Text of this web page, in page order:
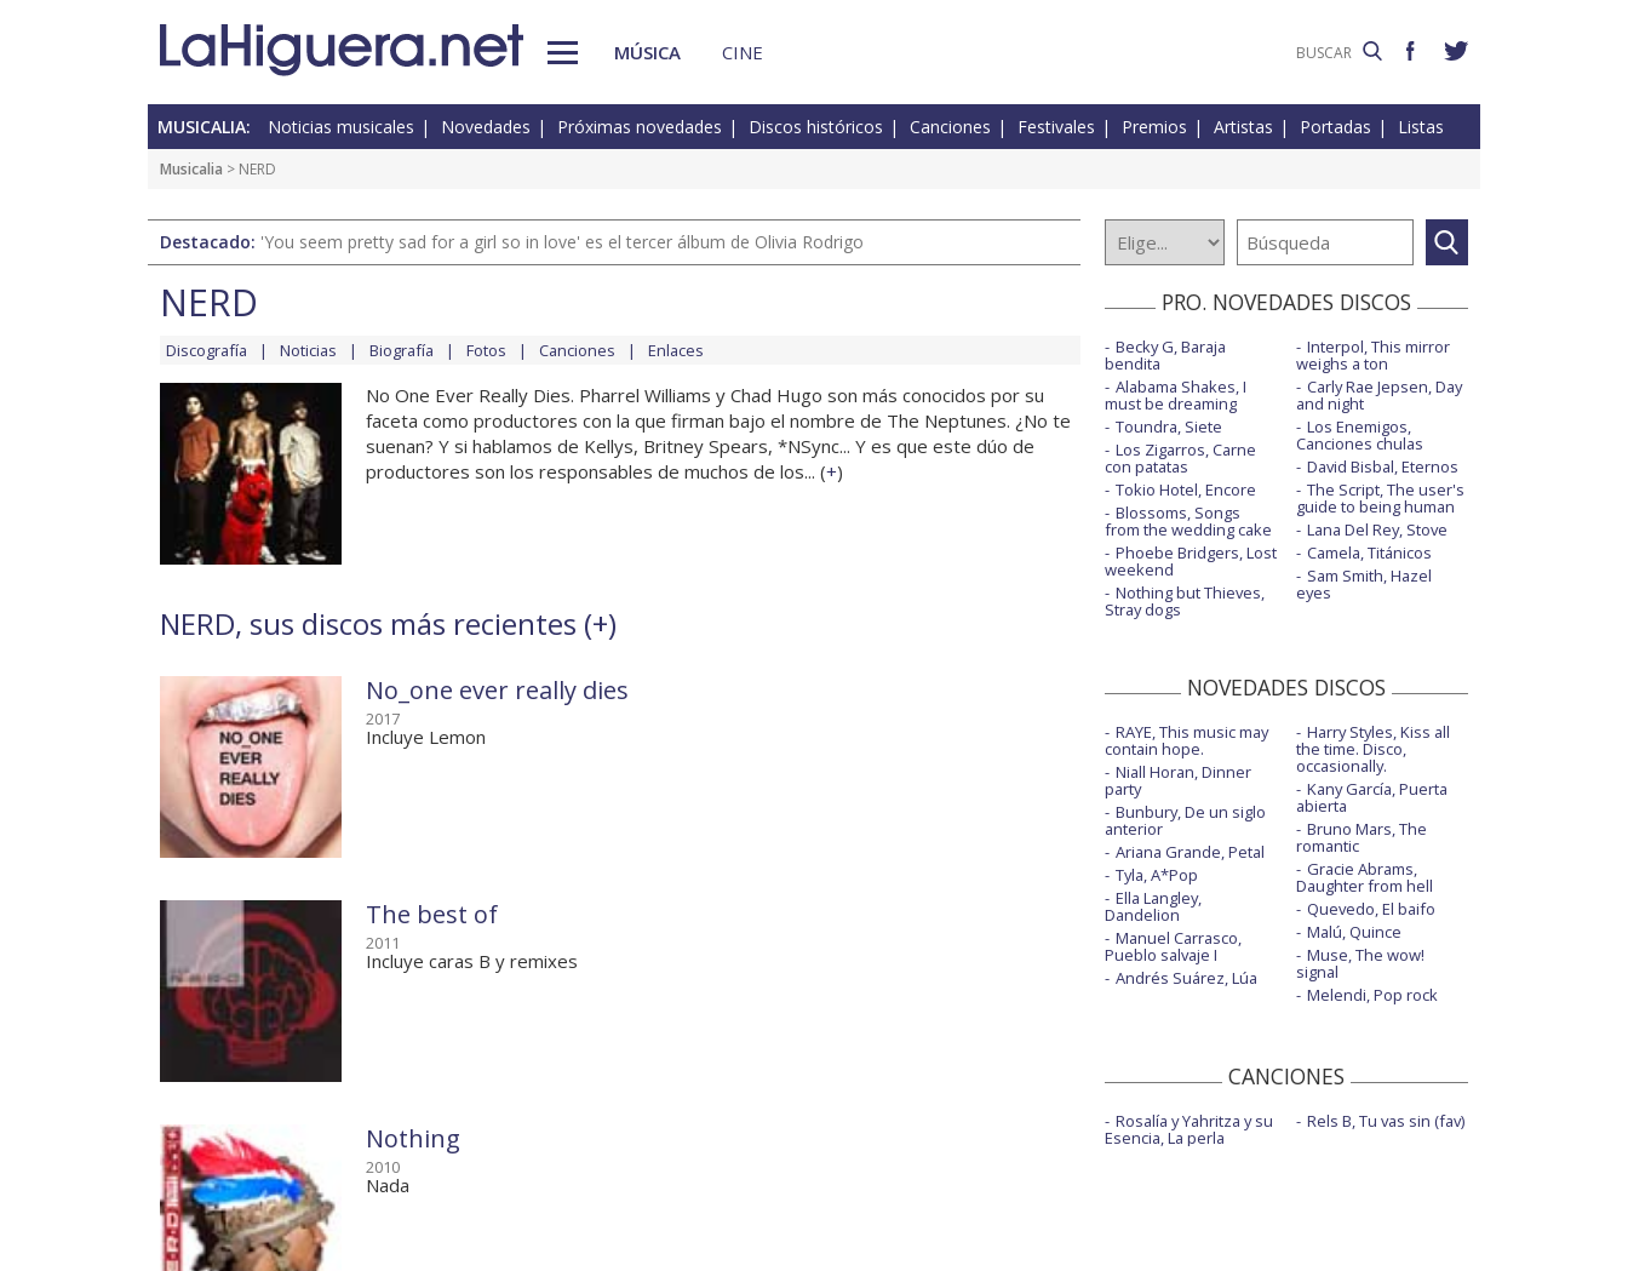
MÚSICA CINE
MUSICALIA: Noticias musicales Novedades Próximas novedades Discos históricos Canciones Festivales Premios Artistas Portadas Listas
Musicalia > NERD
Destacado: 'You seem pretty sad for a girl so in love' es el tercer álbum de Olivia Rodrigo
NERD
Discografía Noticias Biografía Fotos Canciones Enlaces
No One Ever Really Dies. Pharrel Williams y Chad Hugo son más conocidos por su
faceta como productores con la que firman bajo el nombre de The Neptunes. ¿No te
suenan? Y si hablamos de Kellys, Britney Spears, *NSync... Y es que este dúo de
productores son los responsables de muchos de los... (+)
NERD, sus discos más recientes (+)
No_one ever really dies
2017
Incluye Lemon
The best of
2011
Incluye caras B y remixes
Nothing
2010
Nada
PRO. NOVEDADES DISCOS
Becky G, Baraja
bendita
Alabama Shakes, I
must be dreaming
Toundra, Siete
Los Zigarros, Carne
con patatas
Tokio Hotel, Encore
Blossoms, Songs
from the wedding cake
Phoebe Bridgers, Lost
weekend
Nothing but Thieves,
Stray dogs
Interpol, This mirror
weighs a ton
Carly Rae Jepsen, Day
and night
Los Enemigos,
Canciones chulas
David Bisbal, Eternos
The Script, The user's
guide to being human
Lana Del Rey, Stove
Camela, Titánicos
Sam Smith, Hazel
eyes
NOVEDADES DISCOS
RAYE, This music may
contain hope.
Niall Horan, Dinner
party
Bunbury, De un siglo
anterior
Ariana Grande, Petal
Tyla, A*Pop
Ella Langley,
Dandelion
Manuel Carrasco,
Pueblo salvaje I
Andrés Suárez, Lúa
Harry Styles, Kiss all
the time. Disco,
occasionally.
Kany García, Puerta
abierta
Bruno Mars, The
romantic
Gracie Abrams,
Daughter from hell
Quevedo, El baifo
Malú, Quince
Muse, The wow!
signal
Melendi, Pop rock
CANCIONES
Rosalía y Yahritza y su
Esencia, La perla
Rels B, Tu vas sin (fav)